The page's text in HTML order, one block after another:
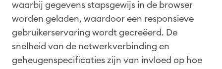
waarbij gegevens stapsgewijs in de browser
worden geladen, waardoor een responsieve
gebruikerservaring wordt gecreëerd. De
snelheid van de netwerkverbinding en
geheugenspecificaties zijn van invloed op hoe